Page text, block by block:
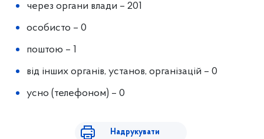
через органи влади – 201
особисто – 0
поштою – 1
від інших органів, установ, організацій – 0
усно (телефоном) – 0
Надрукувати